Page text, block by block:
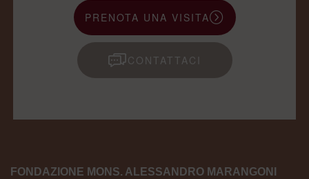
PRENOTA UNA VISITA
CONTATTACI
FONDAZIONE MONS. ALESSANDRO MARANGONI